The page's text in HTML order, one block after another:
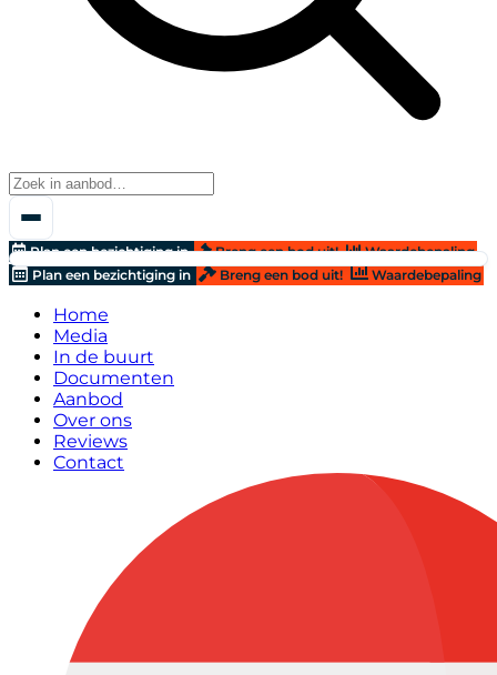
Plan een bezichtiging in Breng een bod uit!
Waardebepaling
Plan een bezichtiging in
Breng een bod uit! Waardebepaling
Home
Media
In de buurt
Documenten
Aanbod
Over ons
Reviews
Contact